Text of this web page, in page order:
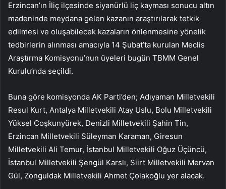
Erzincan’ın İliç ilçesinde siyanürlü liç kayması sonucu altın
madeninde meydana gelen kazanın araştırılarak tetkik
edilmesi ve oluşabilecek kazaların önlenmesine yönelik
tedbirlerin alınması amacıyla 14 Şubat’ta kurulan Meclis
Araştırma Komisyonu’nun üyeleri bugün TBMM Genel
Kurulu’nda seçildi.
Buna göre komisyonda AK Parti’den; Adıyaman Milletvekili
Resul Kurt, Antalya Milletvekili Atay Uslu, Bolu Milletvekili
Yüksel Coşkunyürek, Denizli Milletvekili Şahin Tin,
Erzincan Milletvekili Süleyman Karaman, Giresun
Milletvekili Ali Temur, İstanbul Milletvekili Oğuz Üçüncü,
İstanbul Milletvekili Şengül Karslı, Siirt Milletvekili Mervan
Gül, Zonguldak Milletvekili Ahmet Çolakoğlu yer alacak.